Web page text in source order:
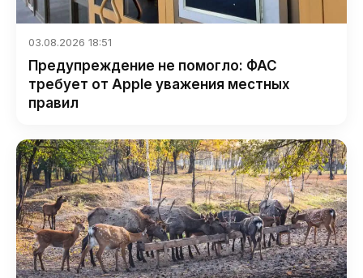
03.08.2026 18:51
Предупреждение не помогло: ФАС
требует от Apple уважения местных
правил